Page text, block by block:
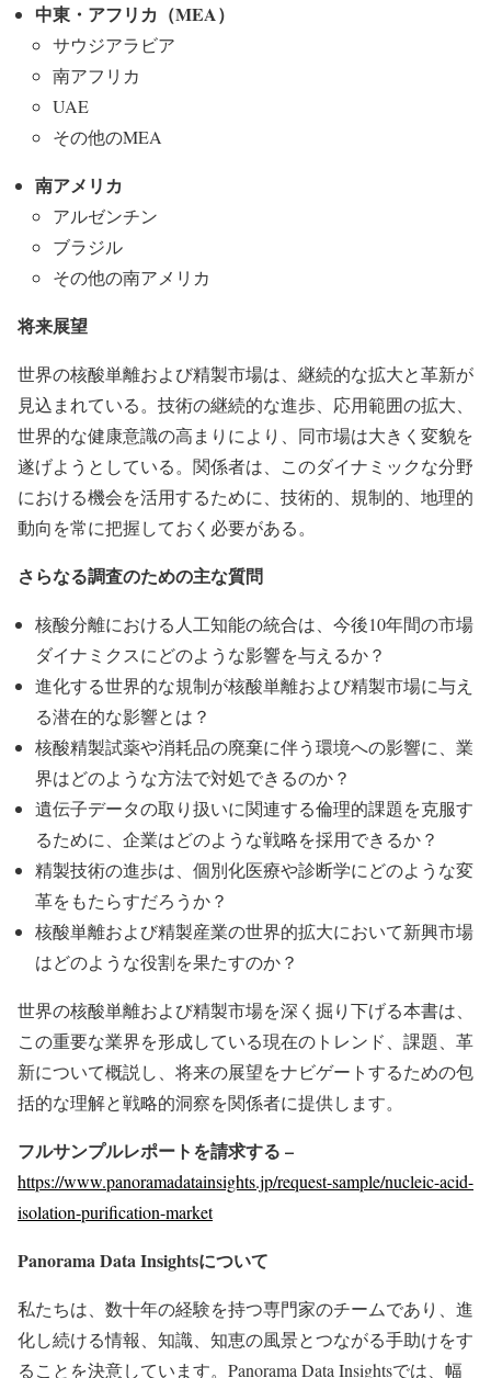
中東・アフリカ（MEA）
サウジアラビア
南アフリカ
UAE
その他のMEA
南アメリカ
アルゼンチン
ブラジル
その他の南アメリカ
将来展望
世界の核酸単離および精製市場は、継続的な拡大と革新が
見込まれている。技術の継続的な進歩、応用範囲の拡大、
世界的な健康意識の高まりにより、同市場は大きく変貌を
遂げようとしている。関係者は、このダイナミックな分野
における機会を活用するために、技術的、規制的、地理的
動向を常に把握しておく必要がある。
さらなる調査のための主な質問
核酸分離における人工知能の統合は、今後10年間の市場
ダイナミクスにどのような影響を与えるか？
進化する世界的な規制が核酸単離および精製市場に与え
る潜在的な影響とは？
核酸精製試薬や消耗品の廃棄に伴う環境への影響に、業
界はどのような方法で対処できるのか？
遺伝子データの取り扱いに関連する倫理的課題を克服す
るために、企業はどのような戦略を採用できるか？
精製技術の進歩は、個別化医療や診断学にどのような変
革をもたらすだろうか？
核酸単離および精製産業の世界的拡大において新興市場
はどのような役割を果たすのか？
世界の核酸単離および精製市場を深く掘り下げる本書は、
この重要な業界を形成している現在のトレンド、課題、革
新について概説し、将来の展望をナビゲートするための包
括的な理解と戦略的洞察を関係者に提供します。
フルサンプルレポートを請求する –
https://www.panoramadatainsights.jp/request-sample/nucleic-acid-
isolation-purification-market
Panorama Data Insightsについて
私たちは、数十年の経験を持つ専門家のチームであり、進
化し続ける情報、知識、知恵の風景とつながる手助けをす
ることを決意しています。Panorama Data Insightsでは、幅